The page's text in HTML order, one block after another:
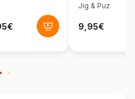
Jig & Puz